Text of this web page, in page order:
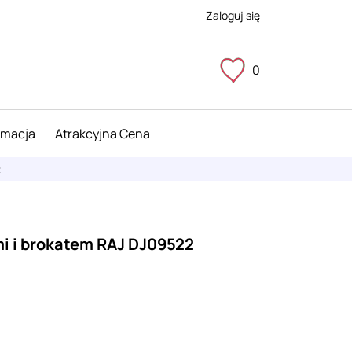
Zaloguj się
0
Atrakcyjna Cena
brokatem RAJ DJ09522